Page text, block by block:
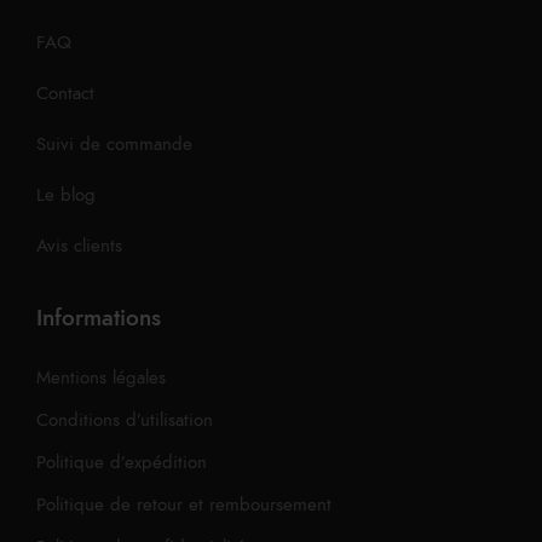
FAQ
Contact
Suivi de commande
Le blog
Avis clients
Informations
Mentions légales
Conditions d’utilisation
Politique d’expédition
Politique de retour et remboursement